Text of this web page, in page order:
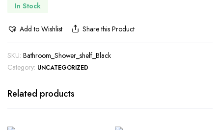
In Stock
Add to Wishlist Share this Product
SKU: Bathroom_Shower_shelf_Black
Category: UNCATEGORIZED
Related products